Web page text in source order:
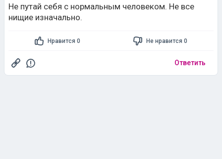
Не путай себя с нормальным человеком. Не все
нищие изначально.
Нравится 0 Не нравится 0
Ответить